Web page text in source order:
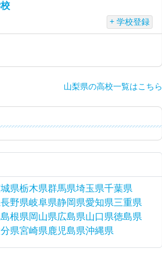
学校登録
山梨県の高校一覧はこちら
県栃木県群馬県埼玉県千葉県
長野県岐阜県静岡県愛知県三重県
島根県岡山県広島県山口県徳島県
県宮崎県鹿児島県沖縄県